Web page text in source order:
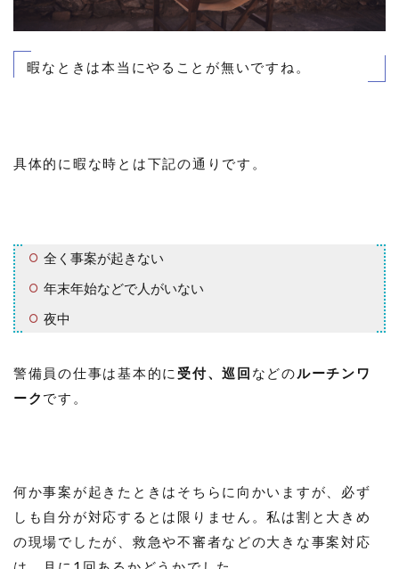
暇なときは本当にやることが無いですね。
具体的に暇な時とは下記の通りです。
全く事案が起きない
年末年始などで人がいない
夜中
警備員の仕事は基本的に 受付、巡回 などのルーチンワ
ーク です。
何か事案が起きたときはそちらに向かいますが、必ず
しも自分が対応するとは限りません。私は割と大きめ
の現場でしたが、救急や不審者などの大きな事案対応